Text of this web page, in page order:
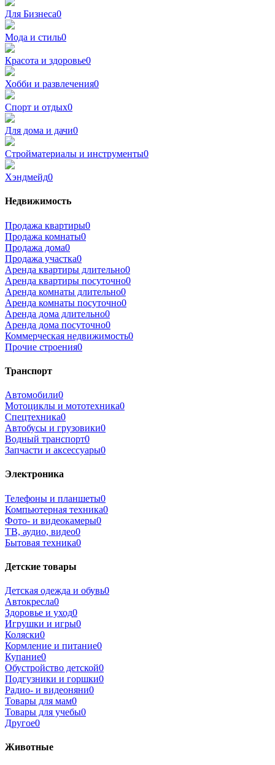
Для Бизнеса0
Мода и стиль0
Красота и здоровье0
Хобби и развлечения0
Спорт и отдых0
Для дома и дачи0
Стройматериалы и инструменты0
Хэндмейд0
Недвижимость
Продажа квартиры0
Продажа комнаты0
Продажа дома0
Продажа участка0
Аренда квартиры длительно0
Аренда квартиры посуточно0
Аренда комнаты длительно0
Аренда комнаты посуточно0
Аренда дома длительно0
Аренда дома посуточно0
Коммерческая недвижимость0
Прочие строения0
Транспорт
Автомобили0
Мотоциклы и мототехника0
Спецтехника0
Автобусы и грузовики0
Водный транспорт0
Запчасти и аксессуары0
Электроника
Телефоны и планшеты0
Компьютерная техника0
Фото- и видеокамеры0
ТВ, аудио, видео0
Бытовая техника0
Детские товары
Детская одежда и обувь0
Автокресла0
Здоровье и уход0
Игрушки и игры0
Коляски0
Кормление и питание0
Купание0
Обустройство детской0
Подгузники и горшки0
Радио- и видеоняни0
Товары для мам0
Товары для учебы0
Другое0
Животные